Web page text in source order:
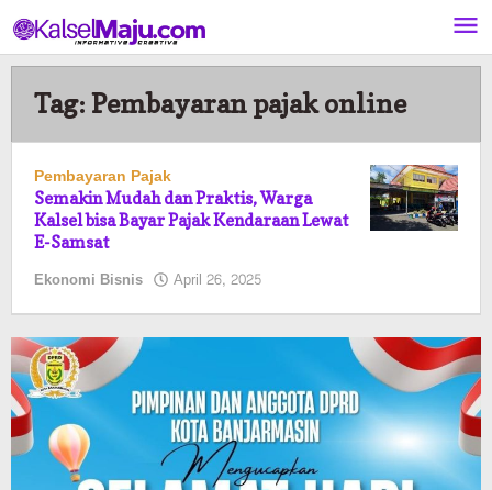
ke
konten
Tag: Pembayaran pajak online
Pembayaran Pajak
Semakin Mudah dan Praktis, Warga
Kalsel bisa Bayar Pajak Kendaraan Lewat
E-Samsat
Ekonomi Bisnis April 26, 2025